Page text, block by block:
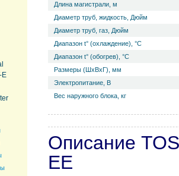
E
Длина магистрали, м
Диаметр труб, жидкость, Дюйм
Диаметр труб, газ, Дюйм
Диапазон t° (охлаждение), °С
Диапазон t° (обогрев), °С
Размеры (ШхВхГ), мм
Электропитание, В
Вес наружного блока, кг
Описание
EE